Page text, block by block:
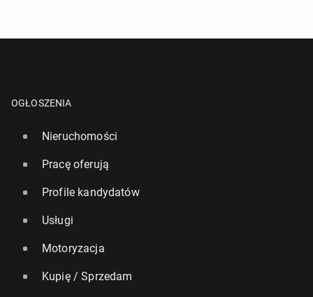
OGŁOSZENIA
Nieruchomości
Pracę oferują
Profile kandydatów
Usługi
Motoryzacja
Kupię / Sprzedam